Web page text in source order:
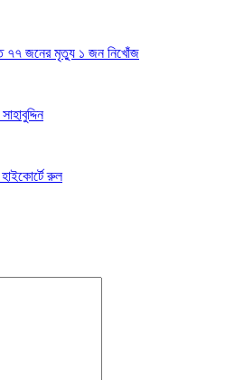
৭৭ জনের মৃত্যু ১ জন নিখোঁজ
রুল